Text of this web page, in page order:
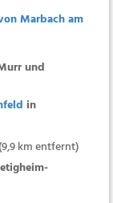
Marbach am
und
in
(9,9 km entfernt)